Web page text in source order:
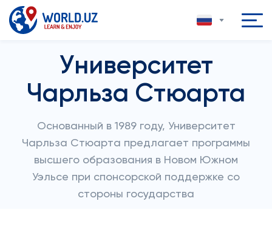
Университет
Чарльза Стюарта
Основанный в 1989 году, Университет
Чарльза Стюарта предлагает программы
высшего образования в Новом Южном
Уэльсе при спонсорской поддержке со
стороны государства